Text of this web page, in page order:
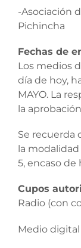
-Asociación
Pichincha
Fechas de
Los medios
día de hoy,
MAYO. La
la
Se recuerda
la
5, encaso
Cupos
Radio (con
Medio digital